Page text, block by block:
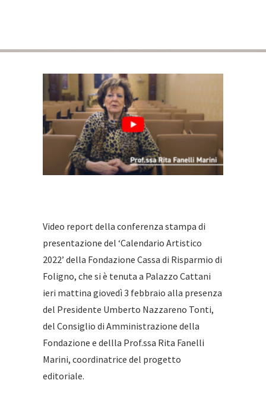
Video report della conferenza stampa di
presentazione del ‘Calendario Artistico
2022’ della Fondazione Cassa di Risparmio di
Foligno, che si è tenuta a Palazzo Cattani
ieri mattina giovedì 3 febbraio alla presenza
del Presidente Umberto Nazzareno Tonti,
del Consiglio di Amministrazione della
Fondazione e dellla Prof.ssa Rita Fanelli
Marini, coordinatrice del progetto
editoriale.